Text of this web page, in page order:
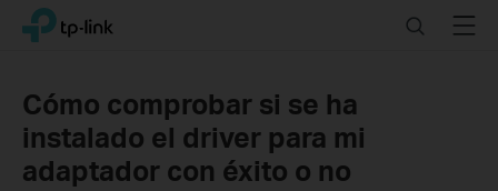
Click
navigation
TP-Link, Reliably Smart SearchMenu
Cómo comprobar si se ha
instalado el driver para mi
adaptador con éxito o no